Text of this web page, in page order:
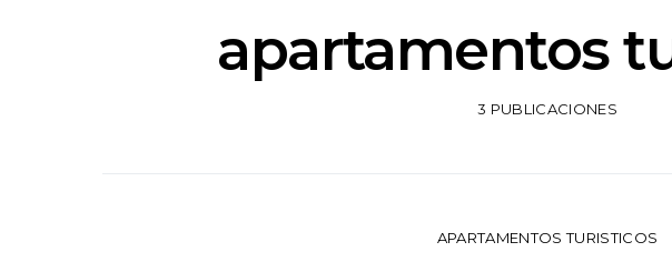
apartamentos
3 PUBLICACIONES
APARTAMENTOS TURISTICOS